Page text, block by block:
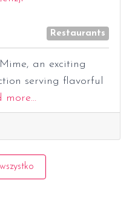
Restaurants
an exciting
serving flavorful
more…